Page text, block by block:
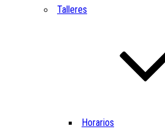
Talleres
Horarios